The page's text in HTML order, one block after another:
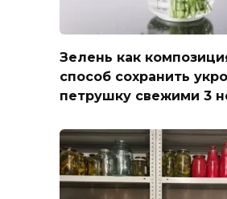
Зелень как
способ сохранить
петрушку свежими 3